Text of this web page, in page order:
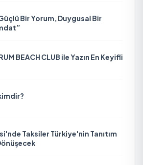
Bir Yorum, Duygusal Bir
BEACH CLUB ile Yazın En Keyifli
Taksiler Türkiye'nin Tanıtım